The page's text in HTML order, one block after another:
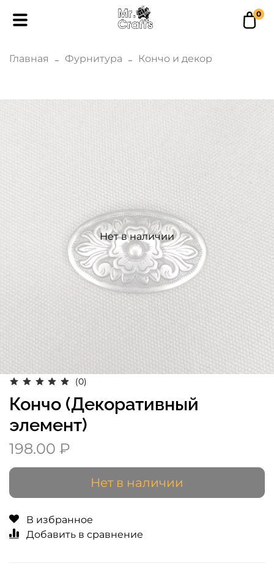
0
Главная Фурнитура Кончо и декор
Нет в наличии
(0)
Кончо (Декоративный
элемент)
198.00 ₽
Нет в наличии
В избранное
Добавить в сравнение